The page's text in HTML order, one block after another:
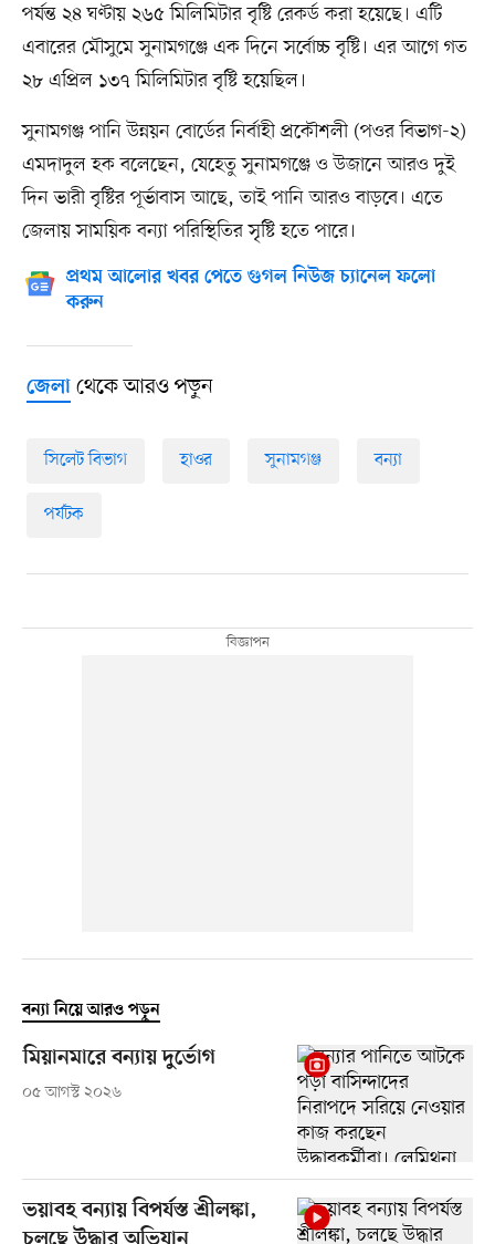
পর্যন্ত ২৪ ঘণ্টায় ২৬৫ মিলিমিটার বৃষ্টি রেকর্ড করা হয়েছে। এটি
এবারের মৌসুমে সুনামগঞ্জে এক দিনে সর্বোচ্চ বৃষ্টি। এর আগে গত
২৮ এপ্রিল ১৩৭ মিলিমিটার বৃষ্টি হয়েছিল।
সুনামগঞ্জ পানি উন্নয়ন বোর্ডের নির্বাহী প্রকৌশলী (পওর বিভাগ-২)
এমদাদুল হক বলেছেন, যেহেতু সুনামগঞ্জে ও উজানে আরও দুই
দিন ভারী বৃষ্টির পূর্ভাবাস আছে, তাই পানি আরও বাড়বে। এতে
জেলায় সাময়িক বন্যা পরিস্থিতির সৃষ্টি হতে পারে।
প্রথম আলোর খবর পেতে গুগল নিউজ চ্যানেল ফলো
করুন
জেলাথেকে আরও পড়ুন
সিলেট বিভাগ হাওর সুনামগঞ্জ বন্যা
পর্যটক
বন্যা নিয়ে আরও পড়ুন
মিয়ানমারে বন্যায় দুর্ভোগ
০৫ আগস্ট ২০২৬
ভয়াবহ বন্যায় বিপর্যস্ত শ্রীলঙ্কা,